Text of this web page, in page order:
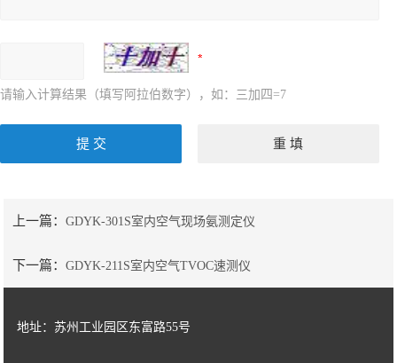
请输入计算结果（填写阿拉伯数字），如：三加四=7
上一篇：GDYK-301S室内空气现场氨测定仪
下一篇：GDYK-211S室内空气TVOC速测仪
地址：苏州工业园区东富路55号